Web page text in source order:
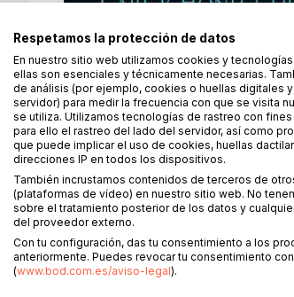
DESCRIPCIÓN
El autor y especialista suizo,
formación de una compañía, o
Examina ambos, los requisitos
deliberadamente. La intención
sentido
SOBRE EL
Respetamos la protección de datos
En nuestro sitio web utilizamos cookies y
ellas son esenciales y técnicamente necesarias.
de análisis (por ejemplo, cookies o huellas digitales
servidor) para medir la frecuencia con que se visita
se utiliza. Utilizamos tecnologías de rastreo con
para ello el rastreo del lado del servidor, así como
que puede implicar el uso de cookies, huellas
direcciones IP en todos los dispositivos.
También incrustamos contenidos de terceros de
(plataformas de vídeo) en nuestro sitio web. No
sobre el tratamiento posterior de los datos y
del proveedor externo.
Con tu configuración, das tu consentimiento a los
anteriormente. Puedes revocar tu consentimiento
(www.bod.com.es/aviso-legal).